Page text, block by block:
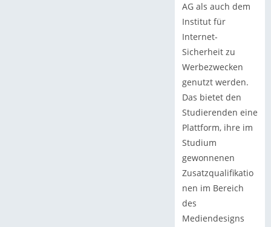
AG als auch dem
Institut für
Internet-
Sicherheit zu
Werbezwecken
genutzt werden.
Das bietet den
Studierenden eine
Plattform, ihre im
Studium
gewonnenen
Zusatzqualifikatio
nen im Bereich
des
Mediendesigns